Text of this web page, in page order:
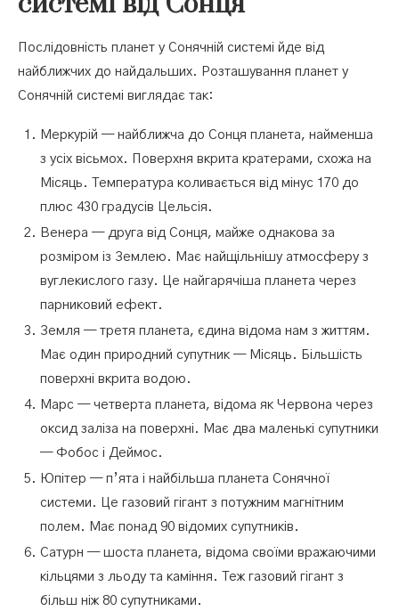
Послідовність планет у Сонячній системі йде від
найближчих до найдальших. Розташування планет у
Сонячній системі виглядає так:
Меркурій — найближча до Сонця планета, найменша
з усіх вісьмох. Поверхня вкрита кратерами, схожа на
Місяць. Температура коливається від мінус 170 до
плюс 430 градусів Цельсія.
Венера — друга від Сонця, майже однакова за
розміром із Землею. Має найщільнішу атмосферу з
вуглекислого газу. Це найгарячіша планета через
парниковий ефект.
Земля — третя планета, єдина відома нам з життям.
Має один природний супутник — Місяць. Більшість
поверхні вкрита водою.
Марс — четверта планета, відома як Червона через
оксид заліза на поверхні. Має два маленькі супутники
— Фобос і Деймос.
Юпітер — п’ята і найбільша планета Сонячної
системи. Це газовий гігант з потужним магнітним
полем. Має понад 90 відомих супутників.
Сатурн — шоста планета, відома своїми вражаючими
кільцями з льоду та каміння. Теж газовий гігант з
більш ніж 80 супутниками.